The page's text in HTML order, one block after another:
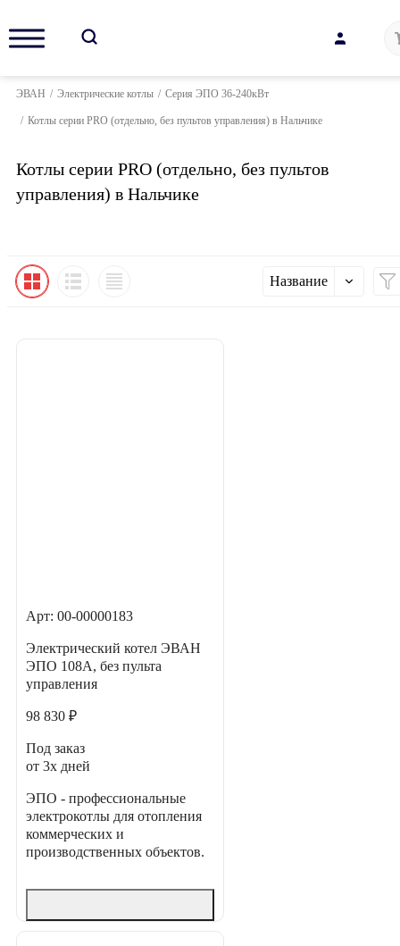
ЭВАН / Электрические котлы / Серия ЭПО 36-240кВт
/ Котлы серии PRO (отдельно, без пультов управления) в Нальчике
Котлы серии PRO (отдельно, без пультов
управления) в Нальчике
Название
Арт: 00-00000183
Электрический котел ЭВАН
ЭПО 108А, без пульта
управления
98 830 ₽
Под заказ
от 3х дней
ЭПО - профессиональные
электрокотлы для отопления
коммерческих и
производственных объектов.